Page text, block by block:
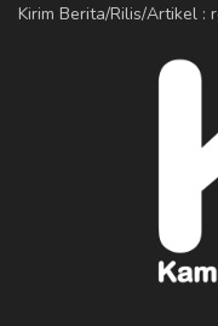
Kirim Berita/Rilis/Artikel :